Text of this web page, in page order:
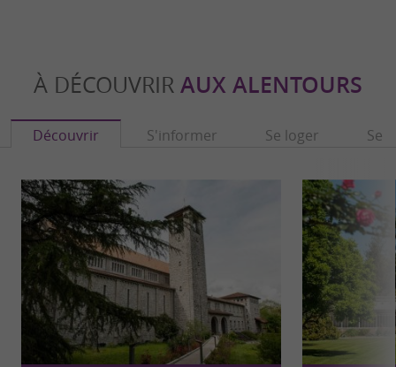
À DÉCOUVRIR AUX ALENTOURS
Découvrir S'informer Se loger Se